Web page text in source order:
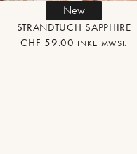
New
STRANDTUCH SAPPHIRE
CHF 59.00 INKL. MWST.